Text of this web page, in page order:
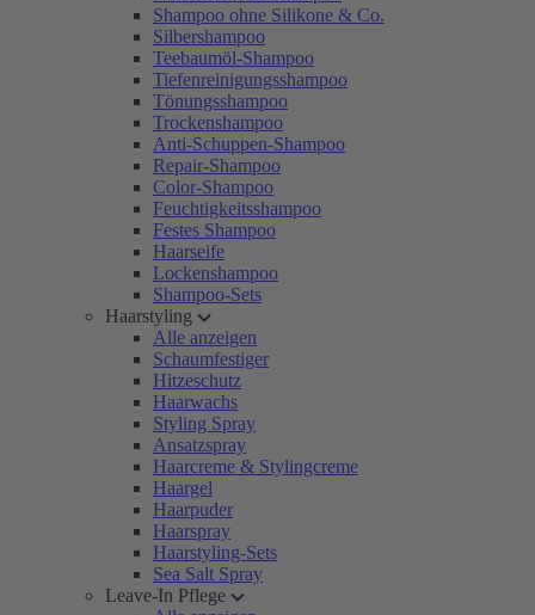
Shampoo ohne Silikone & Co.
Silbershampoo
Teebaumöl-Shampoo
Tiefenreinigungsshampoo
Tönungsshampoo
Trockenshampoo
Anti-Schuppen-Shampoo
Repair-Shampoo
Color-Shampoo
Feuchtigkeitsshampoo
Festes Shampoo
Haarseife
Lockenshampoo
Shampoo-Sets
Haarstyling
Alle anzeigen
Schaumfestiger
Hitzeschutz
Haarwachs
Styling Spray
Ansatzspray
Haarcreme & Stylingcreme
Haargel
Haarpuder
Haarspray
Haarstyling-Sets
Sea Salt Spray
Leave-In Pflege